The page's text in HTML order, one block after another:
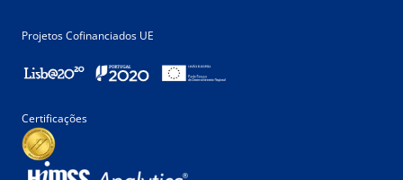
Projetos Cofinanciados UE
Certificações